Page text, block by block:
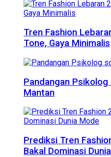
Tren Fashion
Tone, Gaya Minimalis
Pandangan
Mantan
Prediksi Tren
Bakal Dominasi